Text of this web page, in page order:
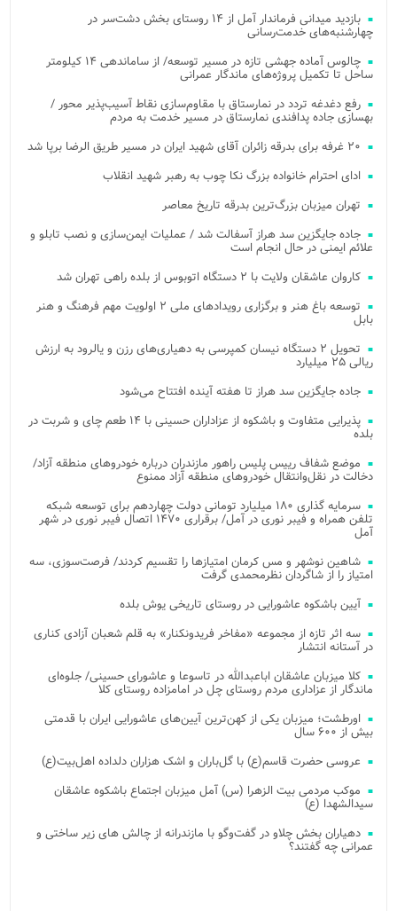
بازدید میدانی فرماندار آمل از ۱۴ روستای بخش دشت‌سر در
چهارشنبه‌های خدمت‌رسانی
چالوس آماده جهشی تازه در مسیر توسعه/ از ساماندهی ۱۴ کیلومتر
ساحل تا تکمیل پروژه‌های ماندگار عمرانی
رفع دغدغه تردد در نمارستاق با مقاوم‌سازی نقاط آسیب‌پذیر محور /
بهسازی جاده پدافندی نمارستاق در مسیر خدمت به مردم
۲۰ غرفه برای بدرقه زائران آقای شهید ایران در مسیر طریق الرضا برپا شد
ادای احترام خانواده بزرگ نکا چوب به رهبر شهید انقلاب
تهران میزبان بزرگ‌ترین بدرقه تاریخ معاصر
جاده جایگزین سد هراز آسفالت شد / عملیات ایمن‌سازی و نصب تابلو و
علائم ایمنی در حال انجام است
کاروان عاشقان ولایت با ۲ دستگاه اتوبوس از بلده راهی تهران شد
توسعه باغ هنر و برگزاری رویدادهای ملی ۲ اولویت مهم فرهنگ و هنر
بابل
تحویل ۲ دستگاه نیسان کمپرسی به دهیاری‌های رزن و یالرود به ارزش
ریالی ۲۵ میلیارد
جاده جایگزین سد هراز تا هفته آینده افتتاح می‌شود
پذیرایی متفاوت و باشکوه از عزاداران حسینی با ۱۴ طعم چای و شربت در
بلده
موضع شفاف رییس پلیس راهور مازندران درباره خودروهای منطقه آزاد/
دخالت در نقل‌وانتقال خودروهای منطقه آزاد ممنوع
سرمایه گذاری ۱۸۰ میلیارد تومانی دولت چهاردهم برای توسعه شبکه
تلفن همراه و فیبر نوری در آمل/ برقراری ۱۴۷۰ اتصال فیبر نوری در شهر
آمل
شاهین نوشهر و مس کرمان امتیازها را تقسیم کردند/ فرصت‌سوزی، سه
امتیاز را از شاگردان نظرمحمدی گرفت
آیین باشکوه عاشورایی در روستای تاریخی یوش بلده
سه اثر تازه از مجموعه «مفاخر فریدونکنار» به قلم شعبان آزادی کناری
در آستانه انتشار
کلا میزبان عاشقان اباعبدالله در تاسوعا و عاشورای حسینی/ جلوه‌ای
ماندگار از عزاداری مردم روستای چل در امامزاده روستای کلا
اورطشت؛ میزبان یکی از کهن‌ترین آیین‌های عاشورایی ایران با قدمتی
بیش از ۶۰۰ سال
عروسی حضرت قاسم(ع) با گل‌باران و اشک هزاران دلداده اهل‌بیت(ع)
موکب مردمی بیت‌ الزهرا (س) آمل میزبان اجتماع باشکوه عاشقان
سیدالشهدا (ع)
دهیاران بخش چلاو در گفت‌وگو با مازندرانه از چالش های زیر ساختی و
عمرانی چه گفتند؟